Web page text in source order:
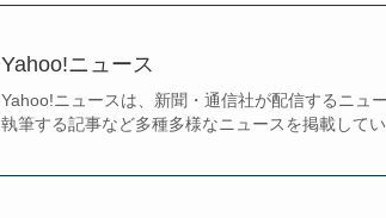
Yahoo!ニュース
Yahoo!ニュースは、新聞・通信社が配信するニュ
執筆する記事など多種多様なニュースを掲載してい